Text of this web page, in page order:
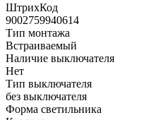
ШтрихКод
9002759940614
Тип монтажа
Встраиваемый
Наличие выключателя
Нет
Тип выключателя
без выключателя
Форма светильника